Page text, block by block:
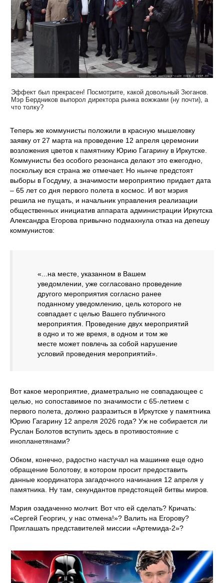
Эффект был прекрасен! Посмотрите, какой довольный Зюганов.
Мэр Бердников выпорол директора рынка вожжами (ну почти), а
что толку?
Теперь же коммунисты положили в красную мышеловку
заявку от 27 марта на проведение 12 апреля церемонии
возложения цветов к памятнику Юрию Гагарину в Иркутске.
Коммунисты без особого резонанса делают это ежегодно,
поскольку вся страна же отмечает. Но нынче предстоят
выборы в Госдуму, а значимости мероприятию придает дата
– 65 лет со дня первого полета в космос. И вот мэрия
решила не пущать, и начальник управления реализации
общественных инициатив аппарата администрации Иркутска
Александра Егорова привычно подмахнула отказ на депешу
коммунистов:
«...на месте, указанном в Вашем
уведомлении, уже согласовано проведение
другого мероприятия согласно ранее
поданному уведомлению, цель которого не
совпадает с целью Вашего публичного
мероприятия. Проведение двух мероприятий
в одно и то же время, в одном и том же
месте может повлечь за собой нарушение
условий проведения мероприятий».
Вот какое мероприятие, диаметрально не совпадающее с
целью, но сопоставимое по значимости с 65-летием с
первого полета, должно разразиться в Иркутске у памятника
Юрию Гагарину 12 апреля 2026 года? Уж не собирается ли
Руслан Болотов вступить здесь в противостояние с
инопланетянами?
Обком, конечно, радостно настучал на машинке еще одно
обращение Болотову, в котором просит предоставить
данные координатора загадочного начинания 12 апреля у
памятника. Ну там, секундантов предстоящей битвы миров.
Мэрия озадаченно молчит. Вот что ей сделать? Кричать:
«Сергей Георгич, у нас отмена!»? Валить на Егорову?
Приглашать представителей миссии «Артемида-2»?